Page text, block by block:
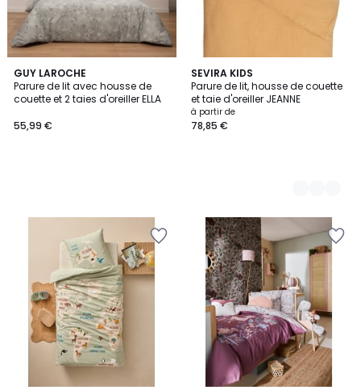
GUY LAROCHE
Parure de lit avec housse de
couette et 2 taies d'oreiller ELLA
55,99 €
SEVIRA KIDS
Parure de lit, housse de couette
et taie d'oreiller JEANNE
à partir de
78,85 €
8
Couleurs